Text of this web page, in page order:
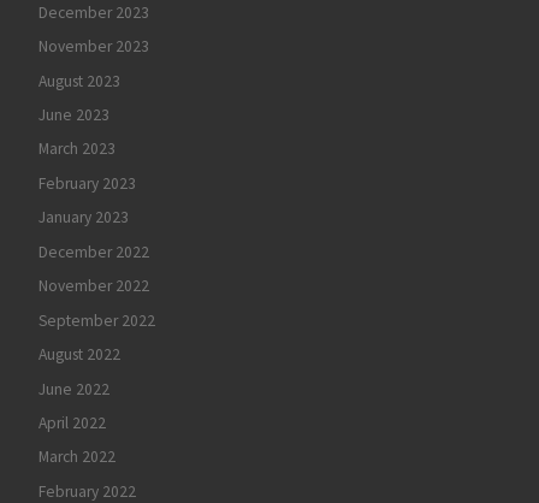
December 2023
November 2023
August 2023
June 2023
March 2023
February 2023
January 2023
December 2022
November 2022
September 2022
August 2022
June 2022
April 2022
March 2022
February 2022